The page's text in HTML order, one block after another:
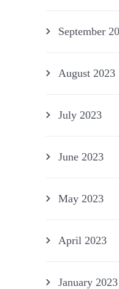
September
August 2023
July 2023
June 2023
May 2023
April 2023
January 2023